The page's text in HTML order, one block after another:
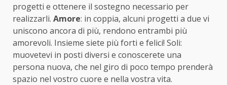
progetti e ottenere il sostegno necessario per
realizzarli. Amore: in coppia, alcuni progetti a due vi
uniscono ancora di più, rendono entrambi più
amorevoli. Insieme siete più forti e felici! Soli:
muovetevi in posti diversi e conoscerete una
persona nuova, che nel giro di poco tempo prenderà
spazio nel vostro cuore e nella vostra vita.